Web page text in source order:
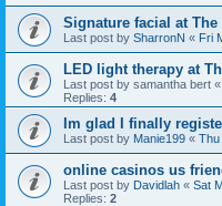
Signature facial at The
Last post by SharronN « Fri
LED light therapy at
Last post by samantha bert «
Replies: 4
Im glad I finally
Last post by Manie199 « Thu
online casinos us
Last post by Davidlah « Sat
Replies: 2